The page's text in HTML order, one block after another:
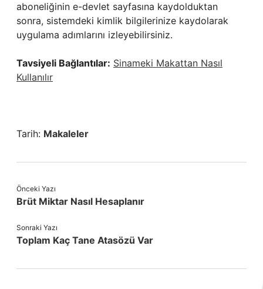
aboneliğinin e-devlet sayfasına kaydolduktan
sonra, sistemdeki kimlik bilgilerinize kaydolarak
uygulama adımlarını izleyebilirsiniz.
Tavsiyeli Bağlantılar: Sinameki Makattan Nasıl
Kullanılır
Tarih: Makaleler
Önceki Yazı
Brüt Miktar Nasıl Hesaplanır
Sonraki Yazı
Toplam Kaç Tane Atasözü Var